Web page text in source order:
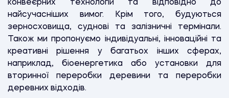
конвеєрних технологій та відповідно до
найсучасніших вимог. Крім того, будуються
зерносховища, суднові та залізничні термінали.
Також ми пропонуємо індивідуальні, інноваційні та
креативні рішення у багатьох інших сферах,
наприклад, біоенергетика або установки для
вторинної переробки деревини та переробки
деревних відходів.